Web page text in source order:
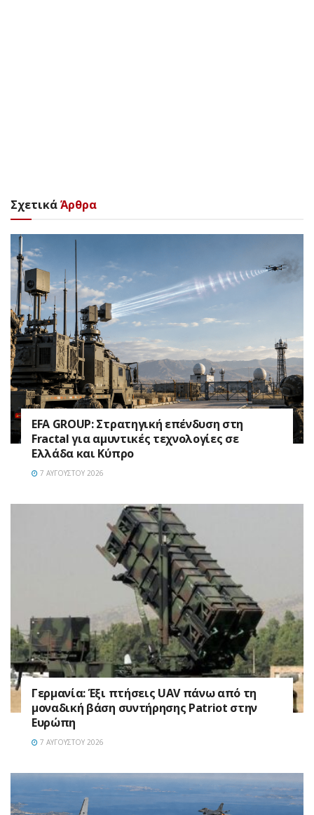
ΣχετικάΆρθρα
EFA GROUP: Στρατηγική επένδυση στη
Fractal για αμυντικές τεχνολογίες σε
Ελλάδα και Κύπρο
7 ΑΥΓΟΎΣΤΟΥ 2026
Γερμανία: Έξι πτήσεις UAV πάνω από τη
μοναδική βάση συντήρησης Patriot στην
Ευρώπη
7 ΑΥΓΟΎΣΤΟΥ 2026